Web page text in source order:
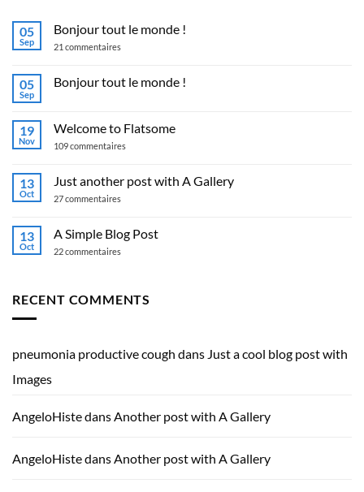
05
Sep
Bonjour tout le monde !
21 commentaires
le
monde !
05
Sep
Bonjour tout le monde !
Bonjour
le
19
Nov
Welcome to Flatsome
109 commentaires
Flatsome
13
Oct
Just another post with A Gallery
27 commentaires
post
with
13
Oct
A Simple Blog Post
22 commentaires
RECENT COMMENTS
pneumonia productive cough dans Just a cool blog post with
Images
AngeloHistedansAnother post with A Gallery
AngeloHistedansAnother post with A Gallery